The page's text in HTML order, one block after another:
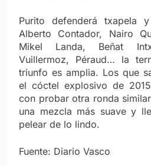
Purito defenderá txapela
Alberto Contador, Nairo
Mikel Landa, Beñat
Vuillermoz, Péraud… la
triunfo es amplia. Los que
el cóctel explosivo de
con probar otra ronda
una mezcla más suave y
pelear de lo lindo.
Fuente: Diario Vasco